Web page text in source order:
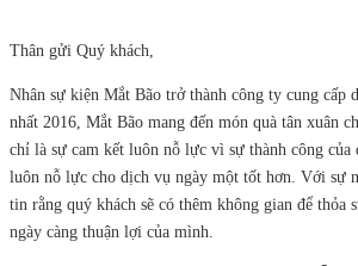
Thân gửi Quý khách,
Nhân sự kiện Mắt Bão trở thành công ty cung cấp
nhất 2016, Mắt Bão mang đến món quà tân xuân
chỉ là sự cam kết luôn nỗ lực vì sự thành công của
luôn nỗ lực cho dịch vụ ngày một tốt hơn. Với sự
tin rằng quý khách sẽ có thêm không gian để thỏa
ngày càng thuận lợi của mình.